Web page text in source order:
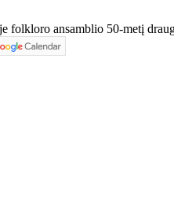
folkloro ansamblio 50-metį